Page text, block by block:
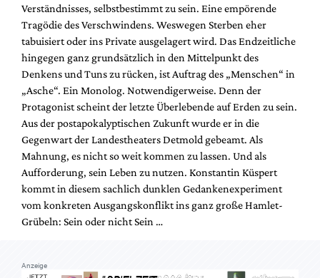
Suche
Verständnisses, selbstbestimmt zu sein. Eine empörende
Tragödie des Verschwindens. Weswegen Sterben eher
tabuisiert oder ins Private ausgelagert wird. Das Endzeitliche
hingegen ganz grundsätzlich in den Mittelpunkt des
Denkens und Tuns zu rücken, ist Auftrag des „Menschen“ in
„Asche“. Ein Monolog. Notwendigerweise. Denn der
Protagonist scheint der letzte Überlebende auf Erden zu sein.
Aus der postapokalyptischen Zukunft wurde er in die
Gegenwart der Landestheaters Detmold gebeamt. Als
Mahnung, es nicht so weit kommen zu lassen. Und als
Aufforderung, sein Leben zu nutzen. Konstantin Küspert
kommt in diesem sachlich dunklen Gedankenexperiment
vom konkreten Ausgangskonflikt ins ganz große Hamlet-
Grübeln: Sein oder nicht Sein …
Anzeige